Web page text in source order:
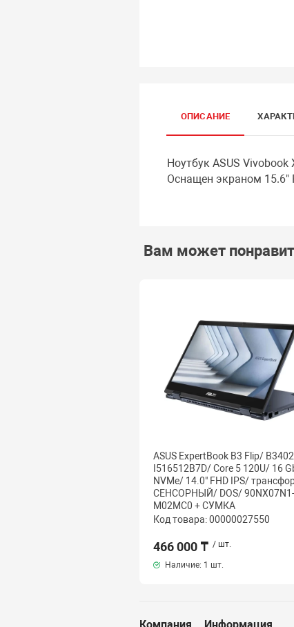
ОПИСАНИЕ
Ноутбук ASUS
Оснащен экраном 15.6"
Вам может
ASUS ExpertBook B3 Flip/
I516512B7D/ Core 5 120U/ 16
NVMe/ 14.0" FHD IPS/
СЕНСОРНЫЙ/ DOS/ 90NX07N1-
M02MC0 + СУМКА
Код товара: 00000027550
466 000 ₸ / шт.
Наличие: 1 шт.